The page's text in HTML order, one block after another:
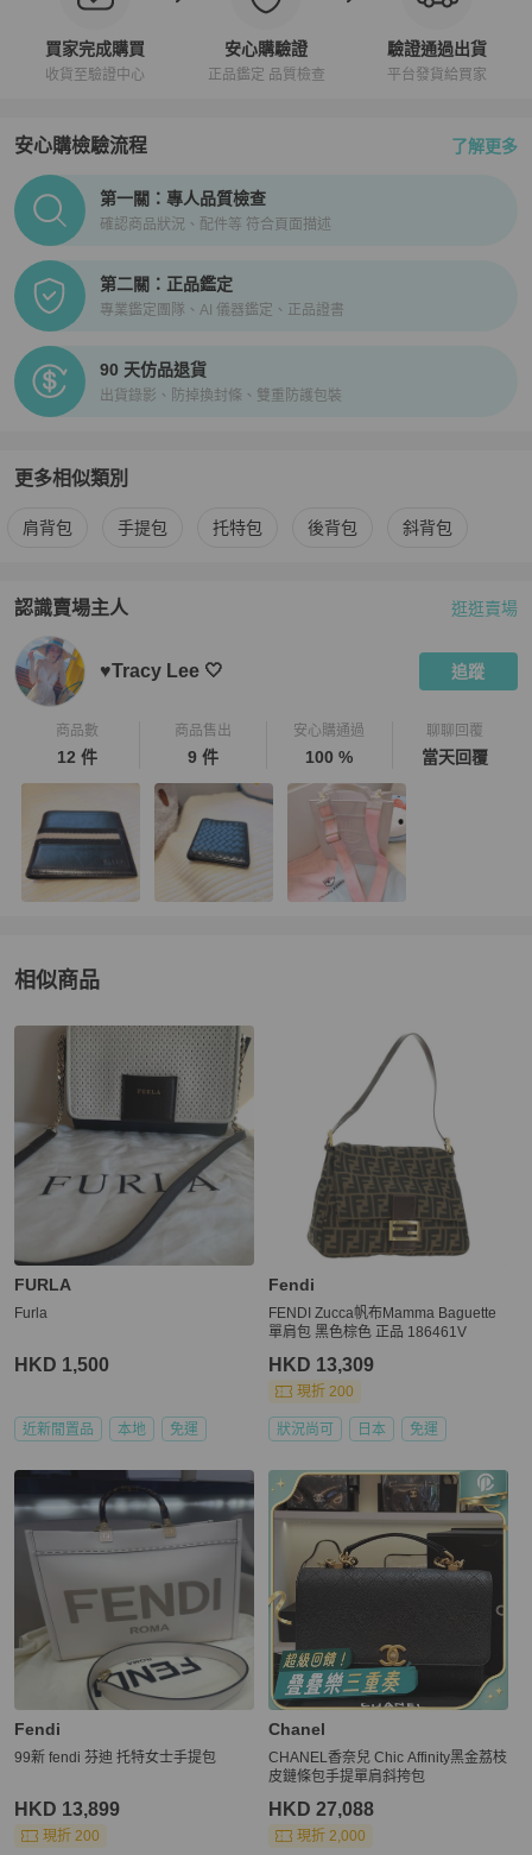
買家完成購買
收貨至驗證中心
安心購驗證
正品鑑定 品質檢查
驗證通過出貨
平台發貨給買家
安心購檢驗流程 了解更多
PopChill拍拍圈正品驗證、安心購檢驗流程介紹
第一關：專人品質檢查
確認商品狀況、配件等 符合頁面描述
第二關：正品鑑定
專業鑑定團隊、AI 儀器鑑定、正品證書
90 天仿品退貨
出貨錄影、防掉換封條、雙重防護包裝
更多相似類別
更多Chiara Ferragni 相似商品推薦
肩背包 手提包 托特包 後背包 斜背包
認識賣場主人
PopChill 拍拍圈嚴選賣家
逛逛賣場
♥️Tracy Lee 🤍 追蹤
商品數
12 件
商品售出
9 件
安心購通過
100 %
聊聊回覆
當天回覆
相似商品
更多相似Chiara Ferragni女包推薦精品
FURLA
Furla
HKD 1,500
近新閒置品 本地 免運
Fendi
FENDI Zucca帆布Mamma Baguette
單肩包 黑色棕色 正品 186461V
HKD 13,309
現折 200
狀況尚可 日本 免運
Fendi
99新 fendi 芬迪 托特女士手提包
HKD 13,899
現折 200
Chanel
CHANEL香奈兒 Chic Affinity黑金荔枝
皮鏈條包手提單肩斜挎包
HKD 27,088
現折 2,000